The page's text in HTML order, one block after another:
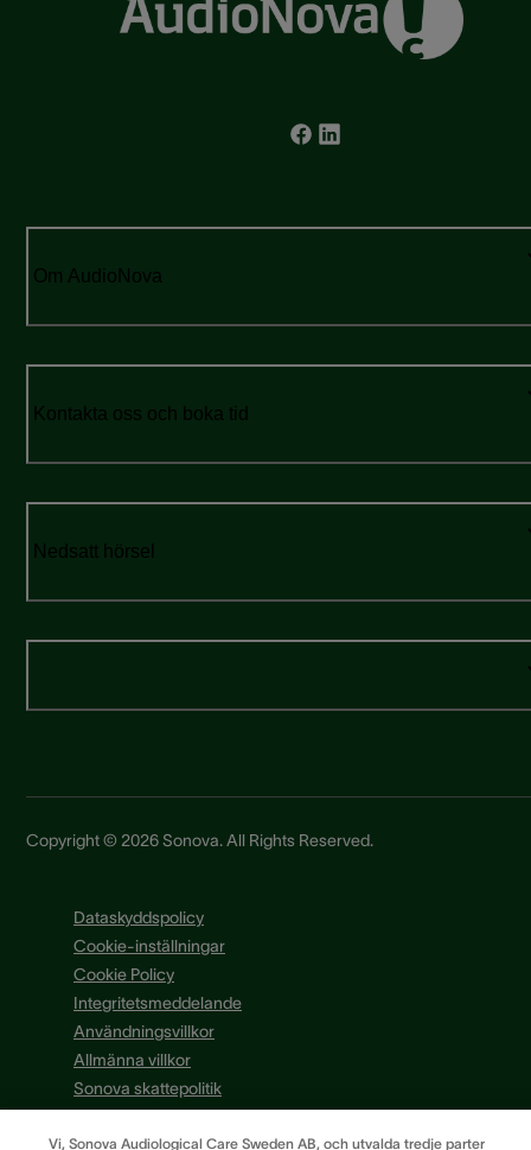
Om AudioNova
Kontakta oss och boka tid
Nedsatt hörsel
Copyright © 2026 Sonova. All Rights Reserved.
Dataskyddspolicy
Cookie-inställningar
Cookie Policy
Integritetsmeddelande
Användningsvillkor
Allmänna villkor
Sonova skattepolitik
Vi, Sonova Audiological Care Sweden AB, och utvalda tredje parter